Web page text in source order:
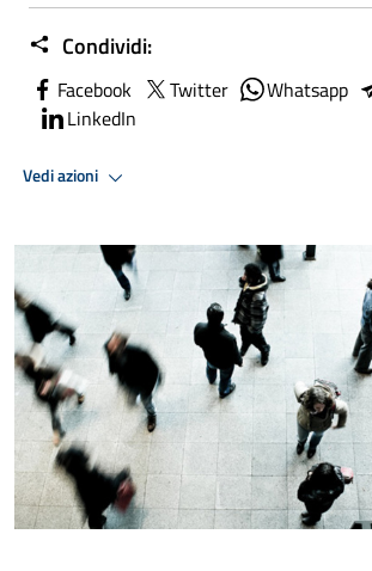
Condividi:
Facebook Twitter Whatsapp
LinkedIn
Vedi azioni